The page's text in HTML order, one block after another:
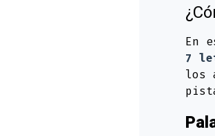
En
7
los